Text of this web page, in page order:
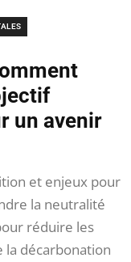
un avenir
et enjeux pour
la neutralité
réduire les
la décarbonation